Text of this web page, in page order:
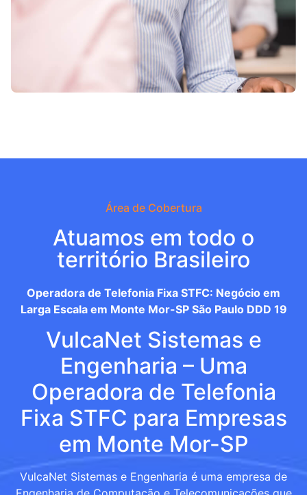
Área de Cobertura
Atuamos em todo o
território Brasileiro
Operadora de Telefonia Fixa STFC: Negócio em
Larga Escala em Monte Mor-SP São Paulo DDD 19
VulcaNet Sistemas e
Engenharia – Uma
Operadora de Telefonia
Fixa STFC para Empresas
em Monte Mor-SP
VulcaNet Sistemas e Engenharia é uma empresa de